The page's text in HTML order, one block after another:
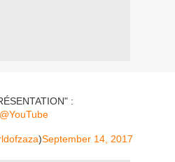
:
@YouTube
)September 14, 2017